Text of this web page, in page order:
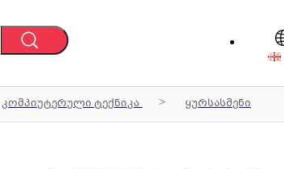
კომპიუტერული ტექნიკა ყურსასმენი